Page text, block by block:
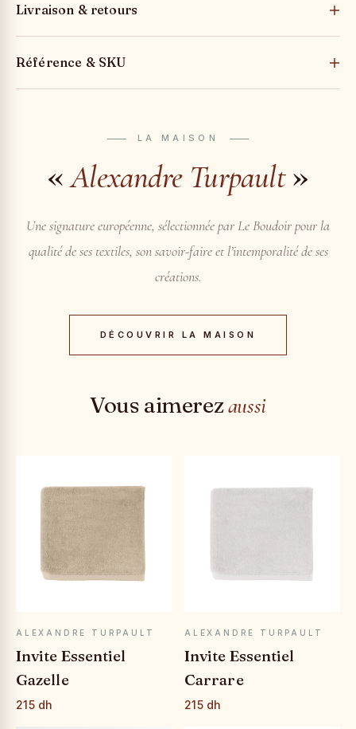
Livraison & retours
Référence & SKU
LA MAISON
«Alexandre Turpault»
Une signature européenne, sélectionnée par Le Boudoir pour la
qualité de ses textiles, son savoir-faire et l’intemporalité de ses
créations.
DÉCOUVRIR LA MAISON
Vous aimerezaussi
APERÇU RAPIDE
ALEXANDRE TURPAULT
Invite Essentiel
Gazelle
215 dh
APERÇU RAPIDE
ALEXANDRE TURPAULT
Invite Essentiel
Carrare
215 dh